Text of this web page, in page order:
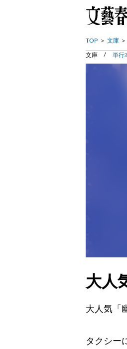
TOP 文庫
文庫 単行
大人
大人気「
タクシー